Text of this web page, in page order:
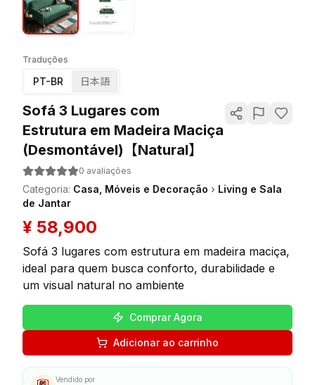
Traduções
PT-BR 日本語
Sofá 3 Lugares com
Estrutura em Madeira Maciça
(Desmontável)【Natural】
0 avaliações
Categoria: Casa, Móveis e Decoração › Living e Sala
de Jantar
¥ 58,900
Sofá 3 lugares com estrutura em madeira maciça,
ideal para quem busca conforto, durabilidade e
um visual natural no ambiente
Comprar Agora
Adicionar ao carrinho
Vendido por